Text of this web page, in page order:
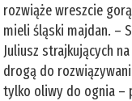
rozwiąże wreszcie
mieli śląski majdan. –
Juliusz strajkujących
drogą do
tylko oliwy do ognia –